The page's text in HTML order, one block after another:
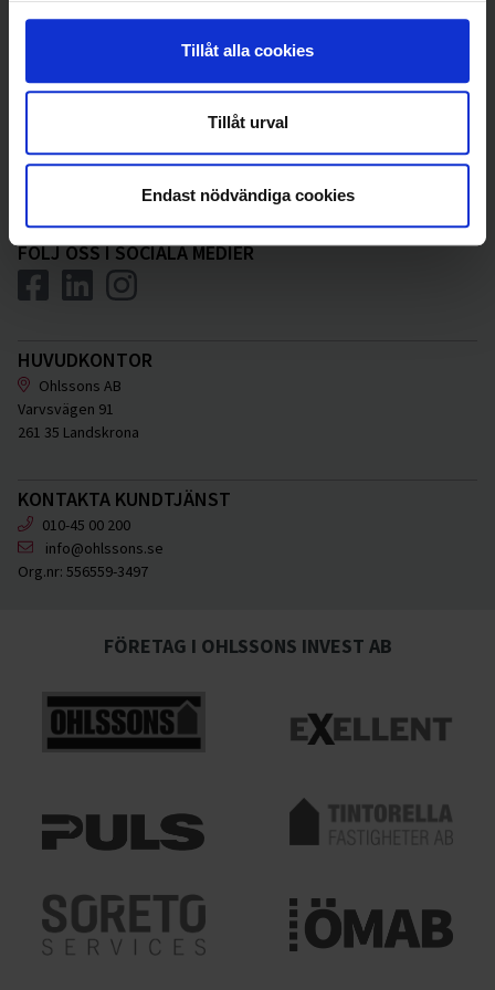
Tillåt alla cookies
Tillåt urval
Endast nödvändiga cookies
Läs om vår integritetspolicy och hur vi hanterar personuppgifter
ALLMÄNNA VILLKOR
Allmänna Villkor Ohlssonsgruppen Ver. 1 2025 07 01
FÖLJ OSS I SOCIALA MEDIER
HUVUDKONTOR
Ohlssons AB
Varvsvägen 91
261 35 Landskrona
KONTAKTA KUNDTJÄNST
010-45 00 200
info@ohlssons.se
Org.nr: 556559-3497
FÖRETAG I OHLSSONS INVEST AB